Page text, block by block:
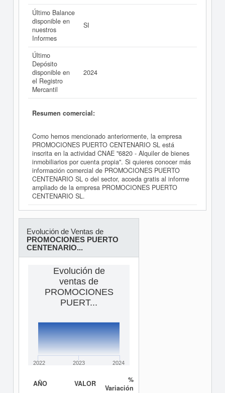
Último Balance
disponible en
nuestros
Informes
SI
Último
Depósito
disponible en
el Registro
Mercantil
2024
Resumen comercial:
Como hemos mencionado anteriormente, la empresa
PROMOCIONES PUERTO CENTENARIO SL está
inscrita en la actividad CNAE "6820 - Alquiler de bienes
inmobiliarios por cuenta propia". Si quieres conocer más
información comercial de PROMOCIONES PUERTO
CENTENARIO SL o del sector, acceda gratis al informe
ampliado de la empresa PROMOCIONES PUERTO
CENTENARIO SL.
Evolución de Ventas de
PROMOCIONES PUERTO
CENTENARIO...
Evolución de
ventas de
PROMOCIONES
PUERT...
2022 2023 2024
AÑO VALOR
%
Variación